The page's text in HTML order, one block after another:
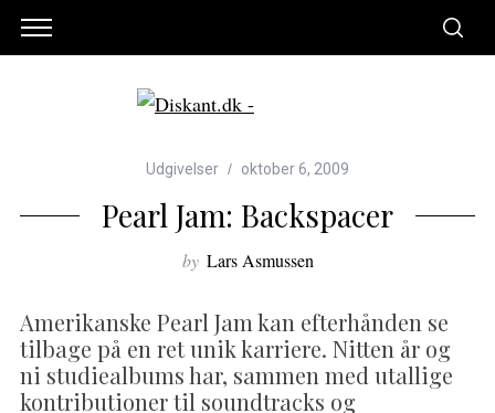
Udgivelser oktober 6, 2009
Pearl Jam: Backspacer
by Lars Asmussen
Amerikanske Pearl Jam kan efterhånden se
tilbage på en ret unik karriere. Nitten år og
ni studiealbums har, sammen med utallige
kontributioner til soundtracks og